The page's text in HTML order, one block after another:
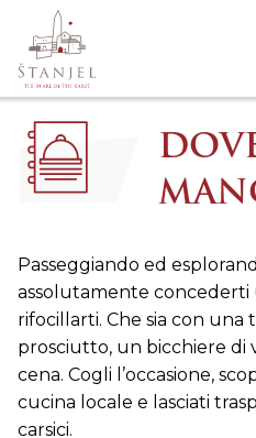
Passeggiando ed
assolutamente concederti
rifocillarti. Che sia con una
prosciutto, un bicchiere di
cena. Cogli l’occasione,
cucina locale e lasciati
carsici.